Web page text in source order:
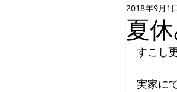
音楽
夏
2018年9月1
すこし
実家に